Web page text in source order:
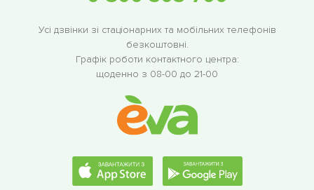
Усі дзвінки зі стаціонарних та мобільних телефонів
безкоштовні.
Графік роботи контактного центра:
щоденно з 08-00 до 21-00